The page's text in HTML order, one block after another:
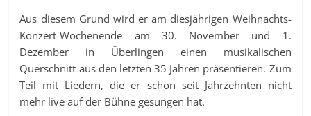
Aus diesem Grund wird er am diesjährigen Weihnachts-
Konzert-Wochenende am 30. November und 1.
Dezember in Überlingen einen musikalischen
Querschnitt aus den letzten 35 Jahren präsentieren. Zum
Teil mit Liedern, die er schon seit Jahrzehnten nicht
mehr live auf der Bühne gesungen hat.